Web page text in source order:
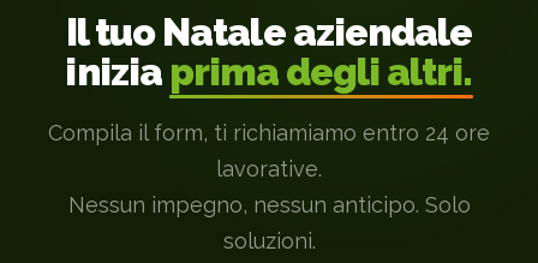
Il tuo Natale aziendale
inizia prima degli altri.
Compila il form, ti richiamiamo entro 24 ore
lavorative.
Nessun impegno, nessun anticipo. Solo
soluzioni.